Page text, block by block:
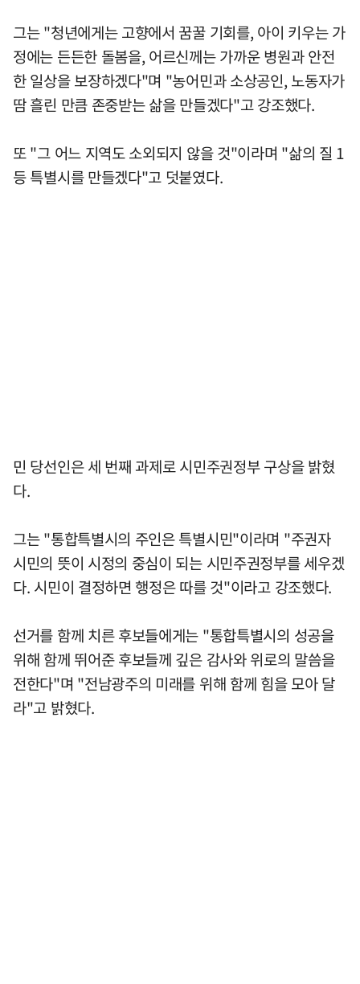
그는 "청년에게는 고향에서 꿈꿀 기회를, 아이 키우는 가
정에는 든든한 돌봄을, 어르신께는 가까운 병원과 안전
한 일상을 보장하겠다"며 "농어민과 소상공인, 노동자가
땀 흘린 만큼 존중받는 삶을 만들겠다"고 강조했다.
또 "그 어느 지역도 소외되지 않을 것"이라며 "삶의 질 1
등 특별시를 만들겠다"고 덧붙였다.
민 당선인은 세 번째 과제로 시민주권정부 구상을 밝혔
다.
그는 "통합특별시의 주인은 특별시민"이라며 "주권자
시민의 뜻이 시정의 중심이 되는 시민주권정부를 세우겠
다. 시민이 결정하면 행정은 따를 것"이라고 강조했다.
선거를 함께 치른 후보들에게는 "통합특별시의 성공을
위해 함께 뛰어준 후보들께 깊은 감사와 위로의 말씀을
전한다"며 "전남광주의 미래를 위해 함께 힘을 모아 달
라"고 밝혔다.